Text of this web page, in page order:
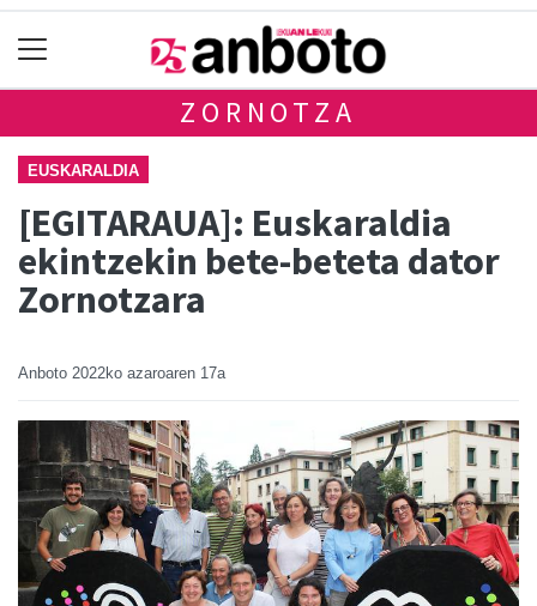
ZORNOTZA
EUSKARALDIA
[EGITARAUA]: Euskaraldia
ekintzekin bete-beteta dator
Zornotzara
Anboto 2022ko azaroaren 17a